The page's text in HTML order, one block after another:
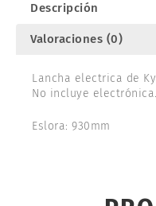
Descripción
Valoraciones (0)
Lancha electrica de
No incluye electrónica.
Eslora: 930mm